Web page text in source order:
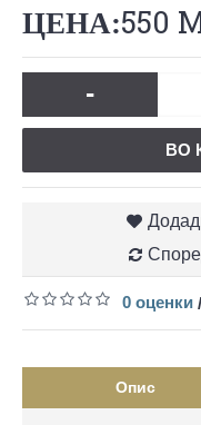
550
-
ВО
0 оценки /
Опис